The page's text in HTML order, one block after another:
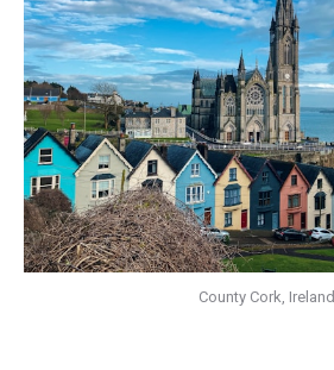
County Cork, Ireland